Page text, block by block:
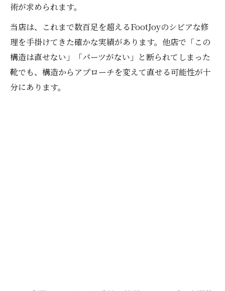
術が求められます。
当店は、これまで数百足を超えるFootJoyのシビアな修
理を手掛けてきた確かな実績があります。他店で「この
構造は直せない」「パーツがない」と断られてしまった
靴でも、構造からアプローチを変えて直せる可能性が十
分にあります。